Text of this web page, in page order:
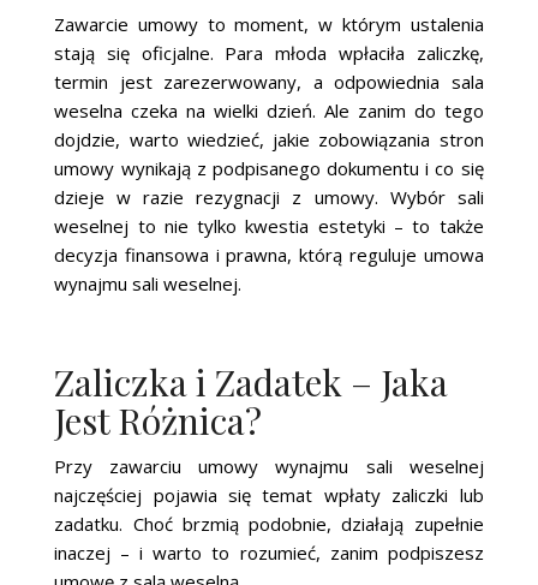
Zawarcie umowy to moment, w którym ustalenia
stają się oficjalne. Para młoda wpłaciła zaliczkę,
termin jest zarezerwowany, a odpowiednia sala
weselna czeka na wielki dzień. Ale zanim do tego
dojdzie, warto wiedzieć, jakie zobowiązania stron
umowy wynikają z podpisanego dokumentu i co się
dzieje w razie rezygnacji z umowy. Wybór sali
weselnej to nie tylko kwestia estetyki – to także
decyzja finansowa i prawna, którą reguluje umowa
wynajmu sali weselnej.
Zaliczka i Zadatek – Jaka
Jest Różnica?
Przy zawarciu umowy wynajmu sali weselnej
najczęściej pojawia się temat wpłaty zaliczki lub
zadatku. Choć brzmią podobnie, działają zupełnie
inaczej – i warto to rozumieć, zanim podpiszesz